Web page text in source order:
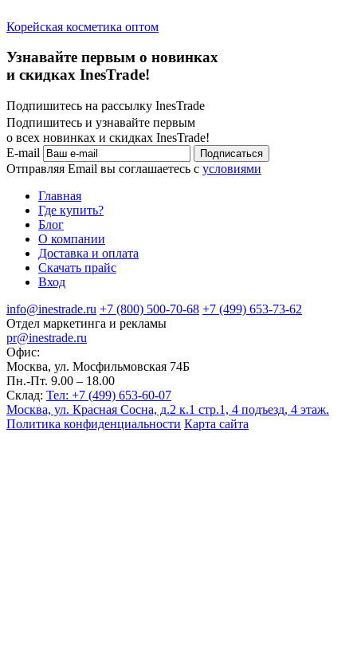
Корейская косметика оптом
Узнавайте первым о новинках
и скидках InesTrade!
Подпишитесь на рассылку InesTrade
Подпишитесь и узнавайте первым
о всех новинках и скидках InesTrade!
E-mail
Подписаться
Отправляя Email вы соглашаетесь с условиями
Главная
Где купить?
Блог
О компании
Доставка и оплата
Скачать прайс
Вход
info@inestrade.ru +7 (800) 500-70-68 +7 (499) 653-73-62
Отдел маркетинга и рекламы
pr@inestrade.ru
Офис:
Москва, ул. Мосфильмовская 74Б
Пн.-Пт. 9.00 – 18.00
Склад: Тел: +7 (499) 653-60-07
Москва, ул. Красная Сосна, д.2 к.1 стр.1, 4 подъезд, 4 этаж.
Политика конфиденциальности Карта сайта